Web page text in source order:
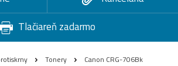
Tlačiareň zadarmo
Tonery
Canon CRG-706Bk